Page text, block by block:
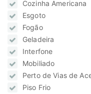
Cozinha Americana
Esgoto
Fogão
Geladeira
Interfone
Mobiliado
Perto de Vias de
Piso Frio